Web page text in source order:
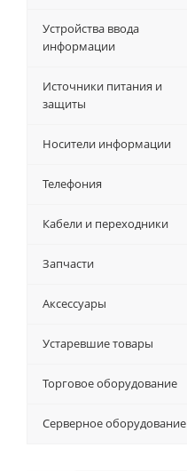
Устройства ввода
информации
Источники питания и
защиты
Носители информации
Телефония
Кабели и переходники
Запчасти
Аксессуары
Устаревшие товары
Торговое оборудование
Серверное оборудование